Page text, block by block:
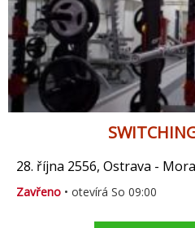
28. října 2556, Ostrava -
Zavřeno • otevírá So 09:00